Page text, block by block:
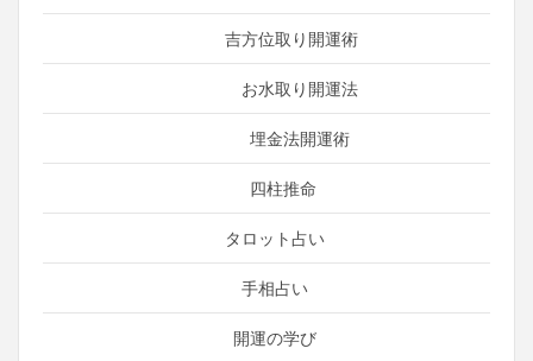
吉方位取り開運術
お水取り開運法
埋金法開運術
四柱推命
タロット占い
手相占い
開運の学び